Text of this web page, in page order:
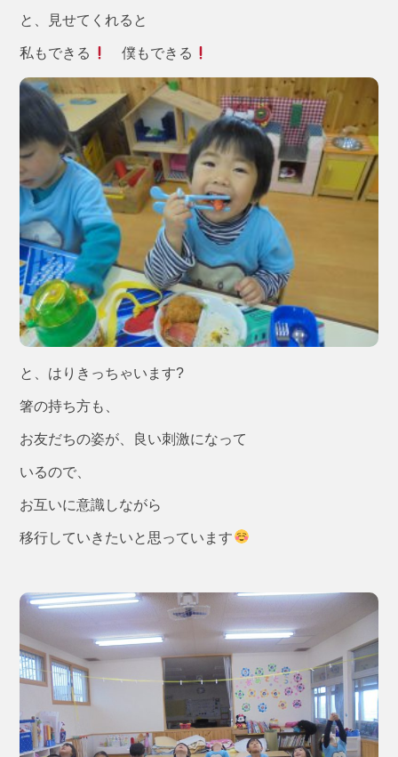
と、見せてくれると
私もできる 僕もできる
と、はりきっちゃいます?
箸の持ち方も、
お友だちの姿が、良い刺激になって
いるので、
お互いに意識しながら
移行していきたいと思っています